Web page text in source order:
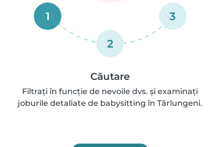
1
2
3
Căutare
Filtrați în funcție de nevoile dvs. și examinați
joburile detaliate de babysitting în Tărlungeni.